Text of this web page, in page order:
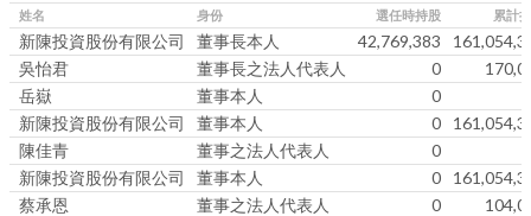
姓名 身份 選任時持股 累計
新陳投資股份有限公司 董事長本人 42,769,383
吳怡君
董事長之法人代表人 0
岳嶽
董事本人
0
新陳投資股份有限公司
董事本人 0
陳佳青
董事之法人代表人
0
新陳投資股份有限公司
董事本人 0
蔡承恩
董事之法人代表人 0